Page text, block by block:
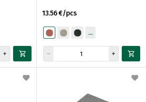
13.56 €/pcs